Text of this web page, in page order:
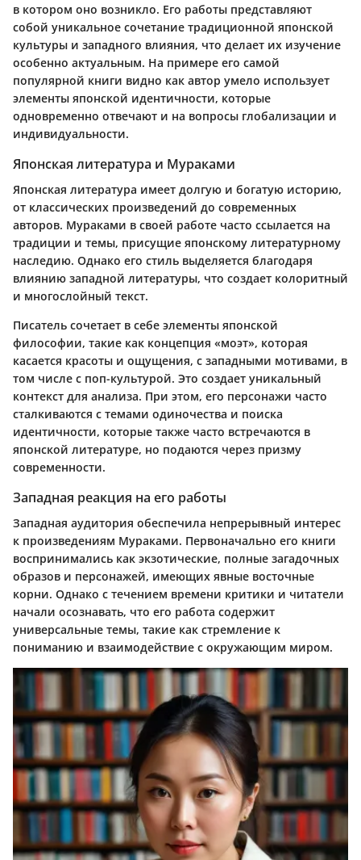
в котором оно возникло. Его работы представляют
собой уникальное сочетание традиционной японской
культуры и западного влияния, что делает их изучение
особенно актуальным. На примере его самой
популярной книги видно как автор умело использует
элементы японской идентичности, которые
одновременно отвечают и на вопросы глобализации и
индивидуальности.
Японская литература и Мураками
Японская литература имеет долгую и богатую историю,
от классических произведений до современных
авторов. Мураками в своей работе часто ссылается на
традиции и темы, присущие японскому литературному
наследию. Однако его стиль выделяется благодаря
влиянию западной литературы, что создает колоритный
и многослойный текст.
Писатель сочетает в себе элементы японской
философии, такие как концепция «моэт», которая
касается красоты и ощущения, с западными мотивами, в
том числе с поп-культурой. Это создает уникальный
контекст для анализа. При этом, его персонажи часто
сталкиваются с темами одиночества и поиска
идентичности, которые также часто встречаются в
японской литературе, но подаются через призму
современности.
Западная реакция на его работы
Западная аудитория обеспечила непрерывный интерес
к произведениям Мураками. Первоначально его книги
воспринимались как экзотические, полные загадочных
образов и персонажей, имеющих явные восточные
корни. Однако с течением времени критики и читатели
начали осознавать, что его работа содержит
универсальные темы, такие как стремление к
пониманию и взаимодействие с окружающим миром.